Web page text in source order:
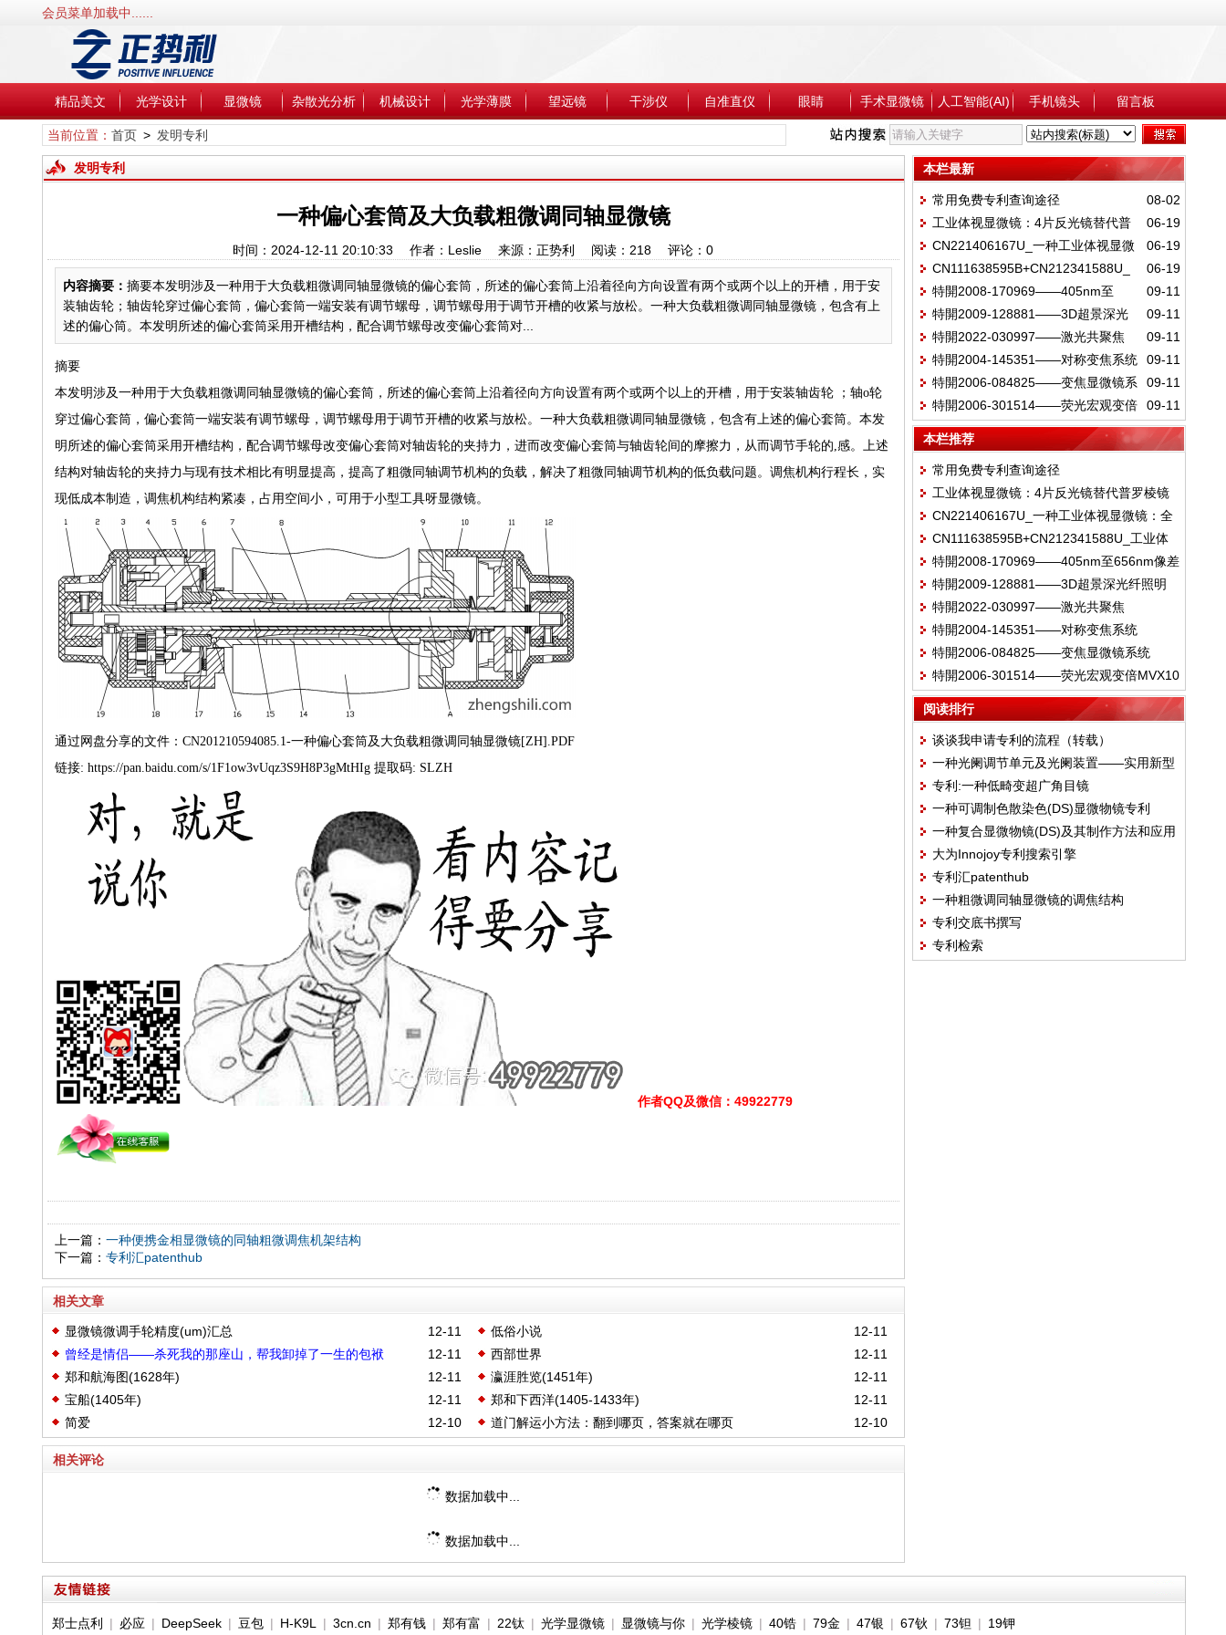
会员菜单加载中......
精品美文 光学设计 显微镜 杂散光分析 机械设计 光学薄膜 望远镜 干涉仪 自准直仪 眼睛 手术显微镜 人工智能(AI) 手机镜头 留言板
当前位置： 首页> 发明专利
发明专利
一种偏心套筒及大负载粗微调同轴显微镜
时间：2024-12-11 20:10:33 作者：Leslie 来源：正势利 阅读： 218 评论： 0
内容摘要： 摘要本发明涉及一种用于大负载粗微调同轴显微镜的偏心套筒，所述的偏心套筒上沿着径向方向设置有两个或两个以上的开槽，用于安
装轴齿轮；轴齿轮穿过偏心套筒，偏心套筒一端安装有调节螺母，调节螺母用于调节开槽的收紧与放松。一种大负载粗微调同轴显微镜，包含有上
述的偏心筒。本发明所述的偏心套筒采用开槽结构，配合调节螺母改变偏心套筒对...
摘要
本发明涉及一种用于大负载粗微调同轴显微镜的偏心套筒，所述的偏心套筒上沿着径向方向设置有两个或两个以上的开槽，用于安装轴齿轮 ；轴o轮
穿过偏心套筒，偏心套筒一端安装有调节螺母，调节螺母用于调节开槽的收紧与放松。一种大负载粗微调同轴显微镜，包含有上述的偏心套筒。本发
明所述的偏心套筒采用开槽结构，配合调节螺母改变偏心套筒对轴齿轮的夹持力，进而改变偏心套筒与轴齿轮间的摩擦力，从而调节手轮的,感。上述
结构对轴齿轮的夹持力与现有技术相比有明显提高，提高了粗微同轴调节机构的负载，解决了粗微同轴调节机构的低负载问题。调焦机构行程长，实
现低成本制造，调焦机构结构紧凑，占用空间小，可用于小型工具呀显微镜。
通过网盘分享的文件：CN201210594085.1-一种偏心套筒及大负载粗微调同轴显微镜[ZH].PDF
链接: https://pan.baidu.com/s/1F1ow3vUqz3S9H8P3gMtHIg 提取码: SLZH
作者QQ及微信：49922779
上一篇： 一种便携金相显微镜的同轴粗微调焦机架结构
下一篇： 专利汇patenthub
相关文章
12-11
显微镜微调手轮精度(um)汇总 12-11
低俗小说
12-11
曾经是情侣——杀死我的那座山，帮我卸掉了一生的包袱 12-11
西部世界
12-11
郑和航海图(1628年) 12-11
瀛涯胜览(1451年)
12-11
宝船(1405年) 12-11
郑和下西洋(1405-1433年)
12-10
简爱 12-10
道门解运小方法：翻到哪页，答案就在哪页
相关评论
数据加载中...
数据加载中...
本栏最新
08-02
常用免费专利查询途径
06-19
工业体视显微镜：4片反光镜替代普
罗棱镜专利的差异与规避解析
06-19
CN221406167U_一种工业体视显微
镜：全反射集成于镜座一体式
06-19
CN111638595B+CN212341588U_
工业体视显微镜：全反光镜压板式
09-11
特開2008-170969——405nm至
656nm像差校正物镜
09-11
特開2009-128881——3D超景深光
纤照明
09-11
特開2022-030997——激光共聚焦
09-11
特開2004-145351——对称变焦系统
09-11
特開2006-084825——变焦显微镜系
统
09-11
特開2006-301514——荧光宏观变倍
MVX10
本栏推荐
常用免费专利查询途径
工业体视显微镜：4片反光镜替代普罗棱镜
专利的差异与规避解析
CN221406167U_一种工业体视显微镜：全
反射集成于镜座一体式
CN111638595B+CN212341588U_工业体
视显微镜：全反光镜压板式
特開2008-170969——405nm至656nm像差
校正物镜
特開2009-128881——3D超景深光纤照明
特開2022-030997——激光共聚焦
特開2004-145351——对称变焦系统
特開2006-084825——变焦显微镜系统
特開2006-301514——荧光宏观变倍MVX10
阅读排行
谈谈我申请专利的流程（转载）
一种光阑调节单元及光阑装置——实用新型
专利证书
专利:一种低畸变超广角目镜
一种可调制色散染色(DS)显微物镜专利
一种复合显微物镜(DS)及其制作方法和应用
专利
大为Innojoy专利搜索引擎
专利汇patenthub
一种粗微调同轴显微镜的调焦结构
专利交底书撰写
专利检索
郑士点利 | 必应 | DeepSeek| 豆包| H-K9L | 3cn.cn | 郑有钱| 郑有富 | 22钛| 光学显微镜| 显微镜与你| 光学棱镜| 40锆| 79金 | 47银 | 67钬 | 73钽 | 19钾